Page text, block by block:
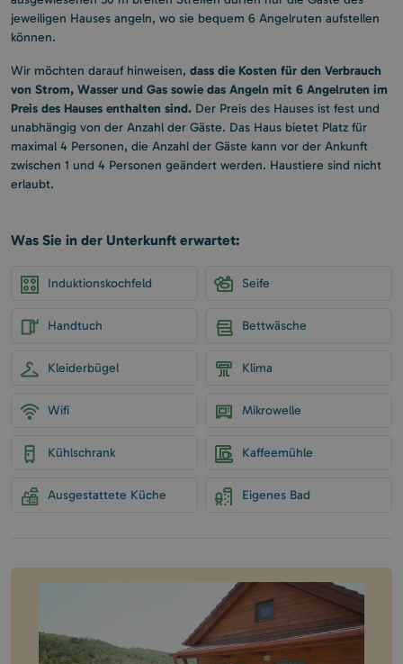
jeweiligen Hauses angeln, wo sie bequem 6 Angelruten aufstellen
können.
Wir möchten darauf hinweisen, dass die Kosten für den Verbrauch
von Strom, Wasser und Gas sowie das Angeln mit 6 Angelruten im
Preis des Hauses enthalten sind. Der Preis des Hauses ist fest und
unabhängig von der Anzahl der Gäste. Das Haus bietet Platz für
maximal 4 Personen, die Anzahl der Gäste kann vor der Ankunft
zwischen 1 und 4 Personen geändert werden. Haustiere sind nicht
erlaubt.
Was Sie in der Unterkunft erwartet:
Induktionskochfeld Seife
Handtuch Bettwäsche
Kleiderbügel Klima
Wifi Mikrowelle
Kühlschrank Kaffeemühle
Ausgestattete Küche Eigenes Bad